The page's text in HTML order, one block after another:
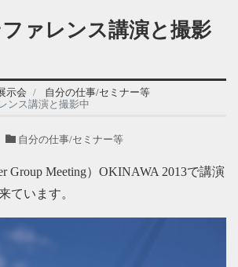
ァレンス講演と撮影
示会
自分の仕事/セミナー等
ンス講演と撮影中
自分の仕事/セミナー等
Group Meeting）OKINAWA 2013で講演
ています。